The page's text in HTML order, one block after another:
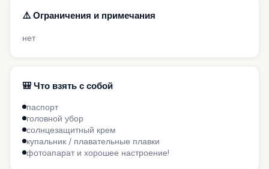
⚠️ Ограничения и примечания
нет
🎒 Что взять с собой
паспорт
головной убор
солнцезащитный крем
купальник / плавательные плавки
фотоапарат и хорошее настроение!